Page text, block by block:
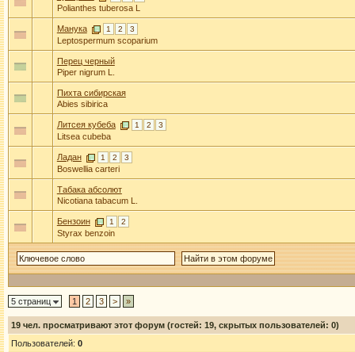
Polianthes tuberosa L
Манука 1 2 3
Leptospermum scoparium
Перец черный
Piper nigrum L.
Пихта сибирская
Abies sibirica
Литсея кубеба 1 2 3
Litsea cubeba
Ладан 1 2 3
Boswellia carteri
Табака абсолют
Nicotiana tabacum L.
Бензоин 1 2
Styrax benzoin
5 страниц 1 2 3 > »
19чел. просматривают этот форум (гостей: 19, скрытых пользователей: 0)
Пользователей: 0